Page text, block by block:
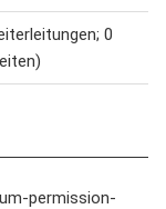
0
permission-